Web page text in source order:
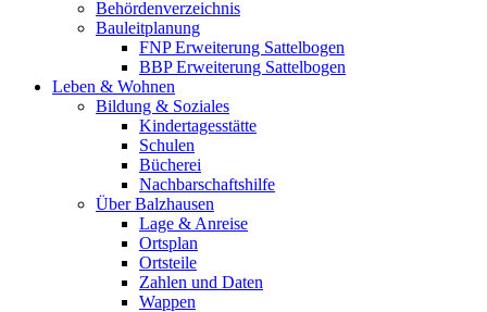
Behördenverzeichnis
Bauleitplanung
FNP Erweiterung Sattelbogen
BBP Erweiterung Sattelbogen
Leben & Wohnen
Bildung & Soziales
Kindertagesstätte
Schulen
Bücherei
Nachbarschaftshilfe
Über Balzhausen
Lage & Anreise
Ortsplan
Ortsteile
Zahlen und Daten
Wappen